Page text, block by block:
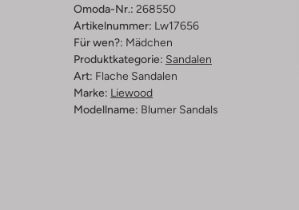
Omoda-Nr.: 268550
Artikelnummer: Lw17656
Für wen?: Mädchen
Produktkategorie: Sandalen
Art: Flache Sandalen
Marke: Liewood
Modellname: Blumer Sandals